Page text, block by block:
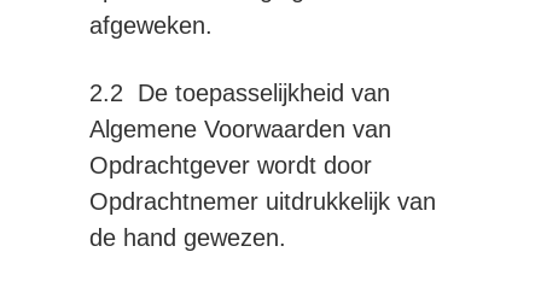
afgeweken.
2.2 De toepasselijkheid van
Algemene Voorwaarden van
Opdrachtgever wordt door
Opdrachtnemer uitdrukkelijk van
de hand gewezen.